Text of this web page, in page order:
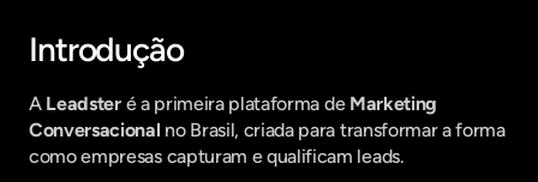
Introdução
A Leadster é a primeira plataforma de Marketing
Conversacional no Brasil, criada para transformar a forma
como empresas capturam e qualificam leads.